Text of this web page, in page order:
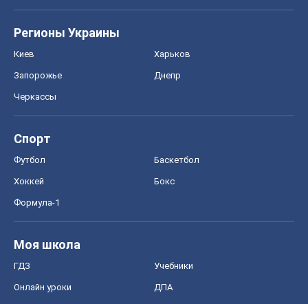
Регионы Украины
Киев Харьков
Запорожье Днепр
Черкассы
Спорт
Футбол Баскетбол
Хоккей Бокс
Формула-1
Моя школа
ГДЗ Учебники
Онлайн уроки ДПА